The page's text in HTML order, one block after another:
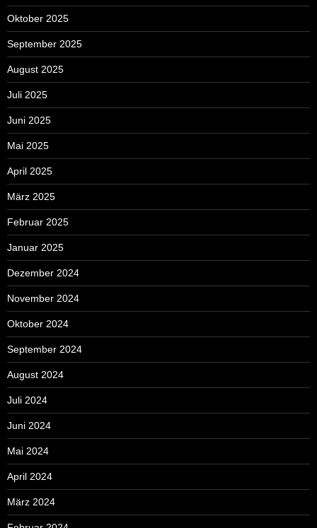
Oktober 2025
September 2025
August 2025
Juli 2025
Juni 2025
Mai 2025
April 2025
März 2025
Februar 2025
Januar 2025
Dezember 2024
November 2024
Oktober 2024
September 2024
August 2024
Juli 2024
Juni 2024
Mai 2024
April 2024
März 2024